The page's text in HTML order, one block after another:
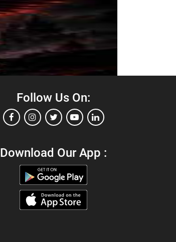
Follow Us On:
Download Our App :